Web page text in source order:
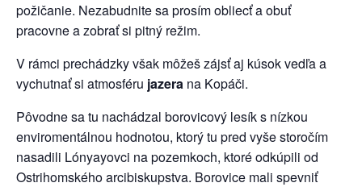
požičanie. Nezabudnite sa prosím obliecť a obuť
pracovne a zobrať si pitný režim.
V rámci prechádzky však môžeš zájsť aj kúsok vedľa a
vychutnať si atmosféru jazera na Kopáči.
Pôvodne sa tu nachádzal borovicový lesík s nízkou
enviromentálnou hodnotou, ktorý tu pred vyše storočím
nasadili Lónyayovci na pozemkoch, ktoré odkúpili od
Ostrihomského arcibiskupstva. Borovice mali spevniť